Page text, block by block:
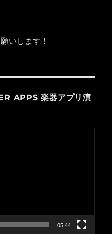
いします！
APPS 楽器アプリ演
05:44